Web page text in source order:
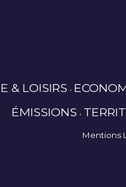
& LOISIRS
ÉMISSIONS
Mentions